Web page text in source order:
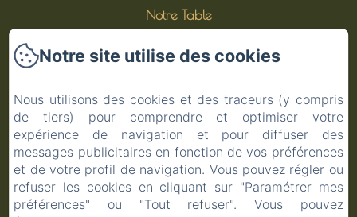
Notre Table
Nos séjours à thème
Contact
Réservation
Mentions légales
Mentions légales
Notre site utilise des cookies
Nous utilisons des cookies et des traceurs (y compris
de tiers) pour comprendre et optimiser votre
expérience de navigation et pour diffuser des
messages publicitaires en fonction de vos préférences
et de votre profil de navigation. Vous pouvez régler ou
refuser les cookies en cliquant sur "Paramétrer mes
préférences" ou "Tout refuser". Vous pouvez